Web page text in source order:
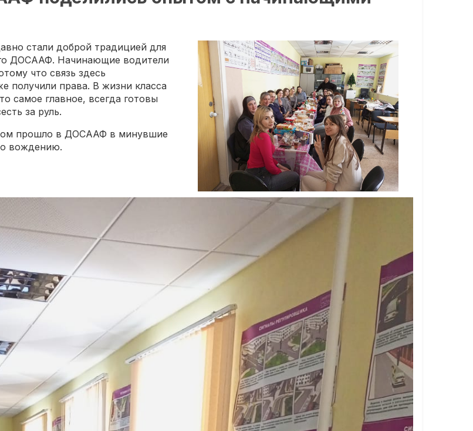
стали доброй традицией для
ДОСААФ. Начинающие водители
что связь здесь
получили права. В жизни класса
самое главное, всегда готовы
за руль.
прошло в ДОСААФ в минувшие
вождению.